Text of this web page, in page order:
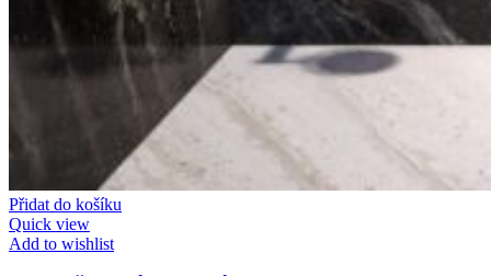
Přidat do košíku
Quick view
Add to wishlist